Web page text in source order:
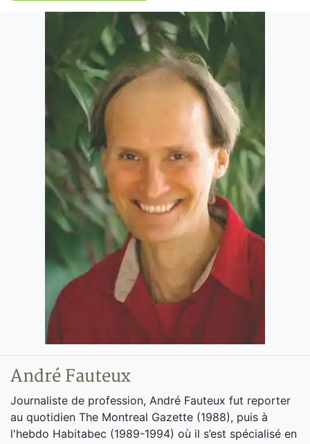
André Fauteux
Journaliste de profession, André Fauteux fut reporter
au quotidien The Montreal Gazette (1988), puis à
l'hebdo Habitabec (1989-1994) où il s’est spécialisé en